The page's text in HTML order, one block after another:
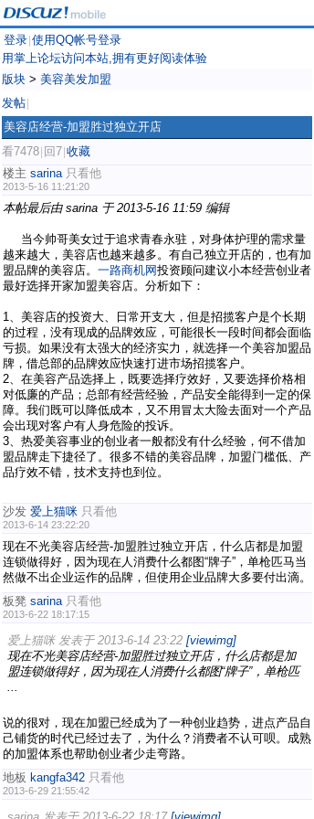
登录 使用QQ帐号登录
用掌上论坛访问本站,拥有更好阅读体验
版块 > 美容美发加盟
发帖
美容店经营-加盟胜过独立开店
看7478 回7 收藏
楼主 sarina 只看他
2013-5-16 11:21:20
本帖最后由 sarina 于 2013-5-16 11:59 编辑
当今帅哥美女过于追求青春永驻，对身体护理的需求量
越来越大，美容店也越来越多。有自己独立开店的，也有加
盟品牌的美容店。 一路商机网投资顾问建议小本经营创业者
最好选择开家加盟美容店。分析如下：
1、美容店的投资大、日常开支大，但是招揽客户是个长期
的过程，没有现成的品牌效应，可能很长一段时间都会面临
亏损。如果没有太强大的经济实力，就选择一个美容加盟品
牌，借总部的品牌效应快速打进市场招揽客户。
2、在美容产品选择上，既要选择疗效好，又要选择价格相
对低廉的产品；总部有经营经验，产品安全能得到一定的保
障。我们既可以降低成本，又不用冒太大险去面对一个产品
会出现对客户有人身危险的投诉。
3、热爱美容事业的创业者一般都没有什么经验，何不借加
盟品牌走下捷径了。很多不错的美容品牌，加盟门槛低、产
品疗效不错，技术支持也到位。
沙发 爱上猫咪 只看他
2013-6-14 23:22:20
现在不光美容店经营-加盟胜过独立开店，什么店都是加盟
连锁做得好，因为现在人消费什么都图“牌子”，单枪匹马当
然做不出企业运作的品牌，但使用企业品牌大多要付出滴。
板凳 sarina 只看他
2013-6-22 18:17:15
爱上猫咪 发表于 2013-6-14 23:22 [viewimg]
现在不光美容店经营-加盟胜过独立开店，什么店都是加
盟连锁做得好，因为现在人消费什么都图“牌子”，单枪匹
...
说的很对，现在加盟已经成为了一种创业趋势，进点产品自
己铺货的时代已经过去了，为什么？消费者不认可呗。成熟
的加盟体系也帮助创业者少走弯路。
地板 kangfa342 只看他
2013-6-29 21:55:42